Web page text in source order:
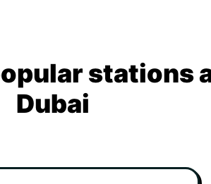
stations
Dubai